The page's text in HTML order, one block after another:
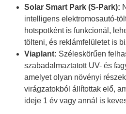
Solar Smart Park (S-Park):
intelligens elektromosautó-
hotspotként is funkcionál,
tölteni, és reklámfelületet is
Viaplant: Széleskörűen
szabadalmaztatott UV- és
amelyet olyan növényi
virágzatokból állítottak elő,
ideje 1 év vagy annál is